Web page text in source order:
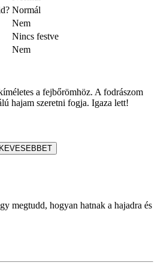
Normál
Nem
Nincs festve
Nem
a fejbőrömhöz. A fodrászom
hajam szeretni fogja. Igaza lett!
megtudd, hogyan hatnak a hajadra és